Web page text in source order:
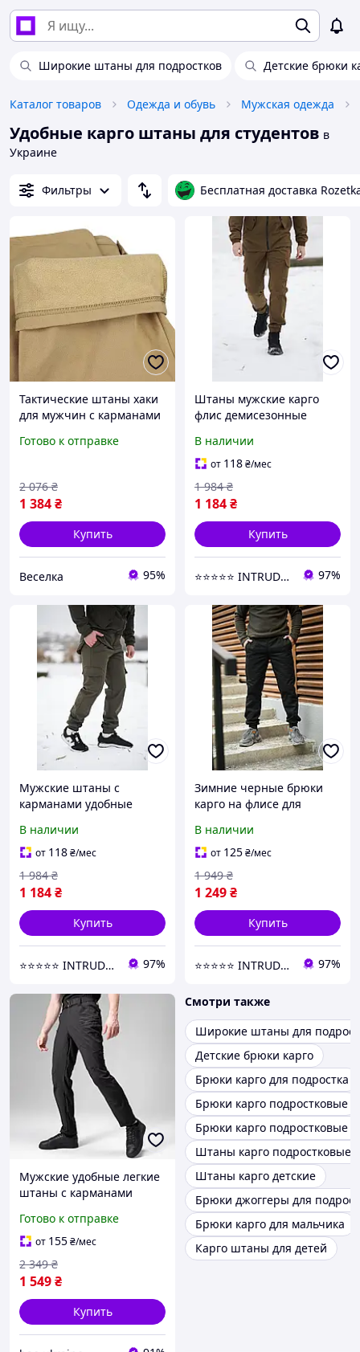
Широкие штаны для подростков Детские брюки
Каталог товаров Одежда и обувь Мужская одежда
Удобные карго штаны для студентов в
Украине
Фильтры Бесплатная доставка
Тактические штаны хаки
для мужчин с карманами
активного отдыха и
Готово к отправке
1 384₴
2 076 ₴
Купить
Веселка 95%
Штаны мужские карго
флис демисезонные
карманами для мужчин
удобные и теплые
В наличии
от 118₴/мес
1 184₴
1 984 ₴
Купить
⭐️⭐️⭐️⭐️⭐️ INTRUDER | Интернет- магазин одежды 97%
Мужские штаны с
карманами удобные
демисезонные для весны
и осени флис цвет хаки
В наличии
от 118₴/мес
1 184₴
1 984 ₴
Купить
⭐️⭐️⭐️⭐️⭐️ INTRUDER | Интернет- магазин одежды 97%
Зимние черные брюки
карго на флисе для
утепленные удобные
спортивные
повседневные с
карманами
В наличии
от 125₴/мес
1 249₴
1 949 ₴
Купить
⭐️⭐️⭐️⭐️⭐️ INTRUDER | Интернет- магазин одежды 97%
Мужские удобные легкие
штаны с карманами
карго-брюки прямого
кроя для парней
Готово к отправке
от 155₴/мес
1 549₴
2 349 ₴
Купить
Смотри также
Широкие штаны для
Детские брюки карго
Брюки карго для подростка
Брюки карго подростковые
Брюки карго подростковые
Штаны карго подростковые
Штаны карго детские
Брюки джоггеры для
Брюки карго для мальчика
Карго штаны для детей